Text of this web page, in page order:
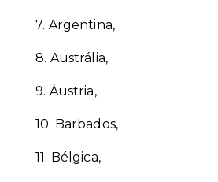
7. Argentina,
8. Austrália,
9. Áustria,
10. Barbados,
11. Bélgica,